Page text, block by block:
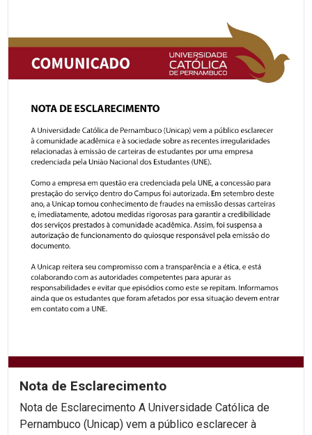
Nota de Esclarecimento
Nota de Esclarecimento A Universidade Católica de
Pernambuco (Unicap) vem a público esclarecer à